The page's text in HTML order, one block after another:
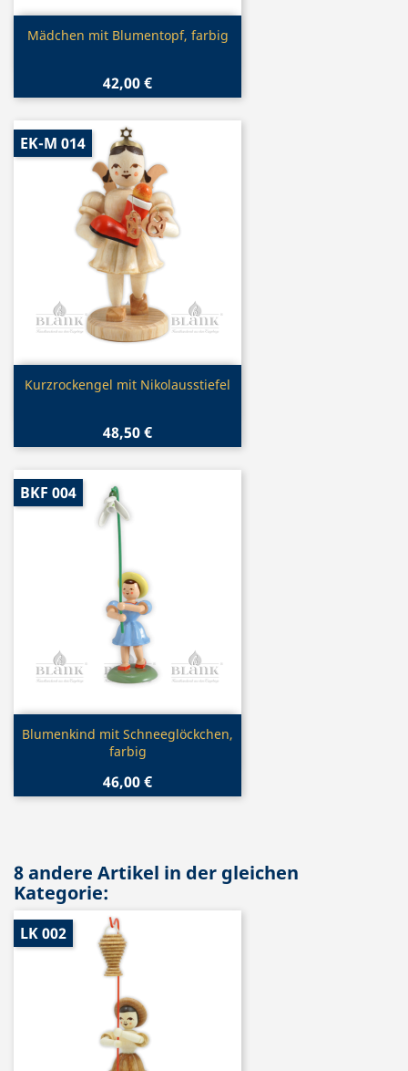
Vorschau
Mädchen mit Blumentopf, farbig
42,00 €
Vorschau
Kurzrockengel mit Nikolausstiefel
48,50 €
EK-M 014
Vorschau
Blumenkind mit Schneeglöckchen,
farbig
46,00 €
BKF 004
8 andere Artikel in der gleichen
Kategorie:
LK 002